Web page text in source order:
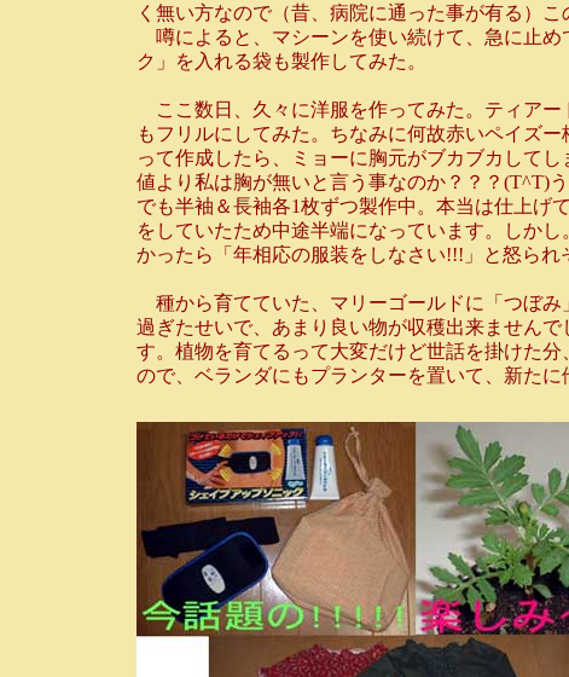
く無い方なので（昔、病院に通った事が有る）
噂によると、マシーンを使い続けて、急に止め
ク」を入れる袋も製作してみた。
ここ数日、久々に洋服を作ってみた。ティアー
もフリルにしてみた。ちなみに何故赤いペイズ
って作成したら、ミョーに胸元がブカブカして
値より私は胸が無いと言う事なのか？？？(T^T)
でも半袖＆長袖各1枚ずつ製作中。本当は仕上げ
をしていたため中途半端になっています。しか
かったら「年相応の服装をしなさい!!!」と怒られ
種から育てていた、マリーゴールドに「つぼみ
過ぎたせいで、あまり良い物が収穫出来ません
す。植物を育てるって大変だけど世話を掛けた
ので、ベランダにもプランターを置いて、新た